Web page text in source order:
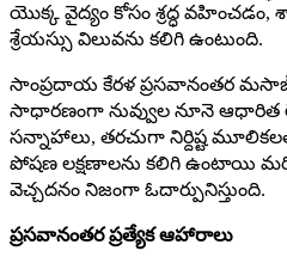
యొక్క వైద్యం కోసం శ్రద్ధ వహించడం,
శ్రేయస్సు విలువను కలిగి ఉంటుంది.
సాంప్రదాయ కేరళ ప్రసవానంతర
సాధారణంగా నువ్వుల నూనె
సన్నాహాలు, తరచుగా నిర్దిష్ట
పోషణ లక్షణాలను కలిగి ఉంటాయి
వెచ్చదనం నిజంగా ఓదార్పునిస్తుంది.
ప్రసవానంతర ప్రత్యేక ఆహారాలు